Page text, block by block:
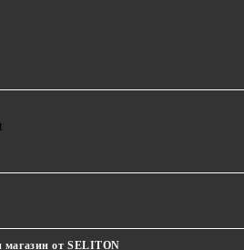
магазин от SELITON